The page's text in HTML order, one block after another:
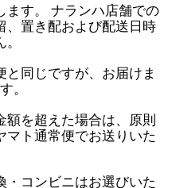
ます。 ナランハ店舗での
、置き配および配送日時
同じですが、お届けま
。
額を超えた場合は、原則
マト通常便でお送りいた
・コンビニはお選びいた